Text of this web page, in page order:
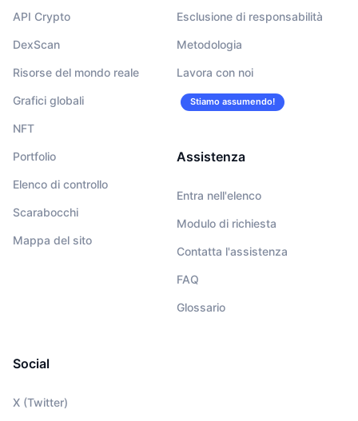
API Crypto
DexScan
Risorse del mondo reale
Grafici globali
NFT
Portfolio
Elenco di controllo
Scarabocchi
Mappa del sito
Esclusione di responsabilità
Metodologia
Lavora con noi
Stiamo assumendo!
Assistenza
Entra nell'elenco
Modulo di richiesta
Contatta l'assistenza
FAQ
Glossario
Social
X (Twitter)